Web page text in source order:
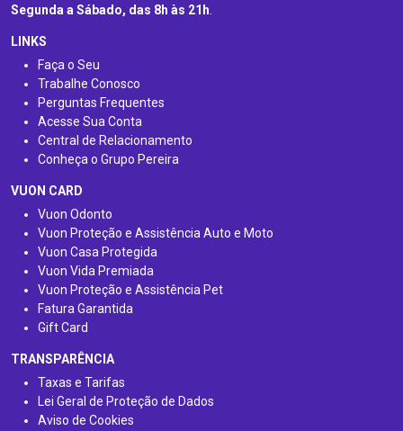
Segunda a Sábado, das 8h às 21h.
LINKS
Faça o Seu
Trabalhe Conosco
Perguntas Frequentes
Acesse Sua Conta
Central de Relacionamento
Conheça o Grupo Pereira
VUON CARD
Vuon Odonto
Vuon Proteção e Assistência Auto e Moto
Vuon Casa Protegida
Vuon Vida Premiada
Vuon Proteção e Assistência Pet
Fatura Garantida
Gift Card
TRANSPARÊNCIA
Taxas e Tarifas
Lei Geral de Proteção de Dados
Aviso de Cookies